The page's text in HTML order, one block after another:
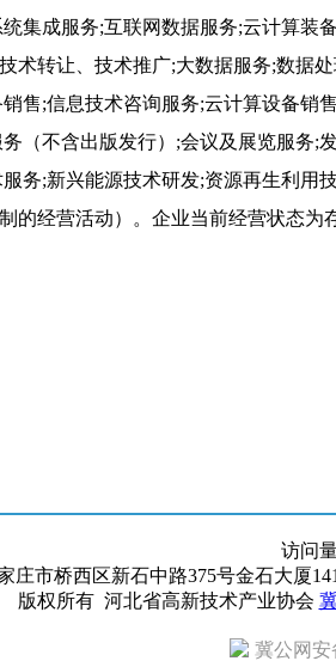
集成服务;互联网数据服务;云计算装
术转让、技术推广;大数据服务;数据
售;信息技术咨询服务;云计算设备销
（不含出版发行）;会议及展览服务;
务;新兴能源技术研发;资源再生利用
的经营活动）。企业当前经营状态为
访问
庄市桥西区新石中路375号金石大厦
版权所有 河北省高新技术产业协会
冀公网安